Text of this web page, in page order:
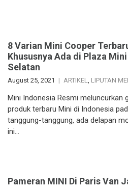
8 Varian Mini Cooper
Khususnya Ada di Plaza
Selatan
August 25, 2021 ARTIKEL, LIPUTAN
Mini Indonesia Resmi meluncurkan
produk terbaru Mini di Indonesia
tanggung-tanggung, ada delapan
ini…
Pameran MINI Di Paris Van